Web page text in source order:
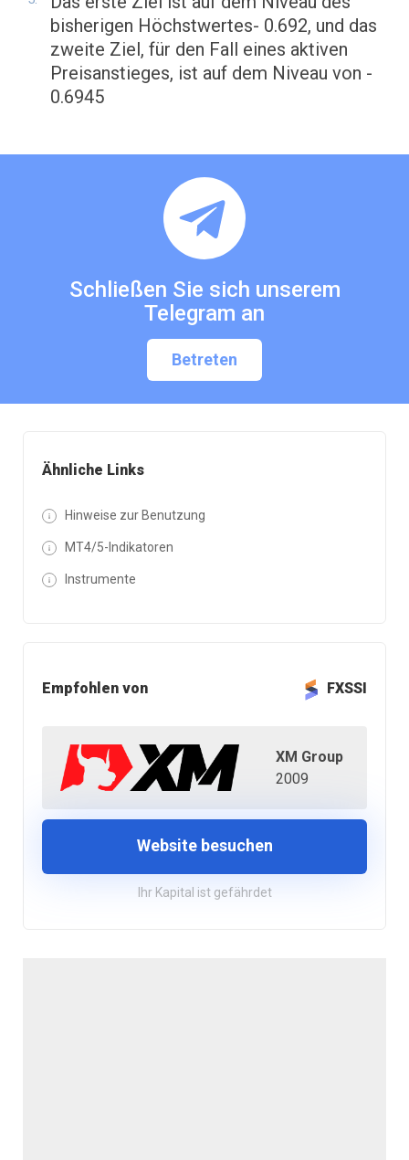
Ähnliche Links
Hinweise zur Benutzung
MT4/5-Indikatoren
Instrumente
Empfohlen von FXSSI
XM Group
2009
Website besuchen
Ihr Kapital ist gefährdet
bisherigen Höchstwertes- 0.692, und das
zweite Ziel, für den Fall eines aktiven
Preisanstieges, ist auf dem Niveau von -
0.6945
Schließen Sie sich unserem
Telegram an
Betreten